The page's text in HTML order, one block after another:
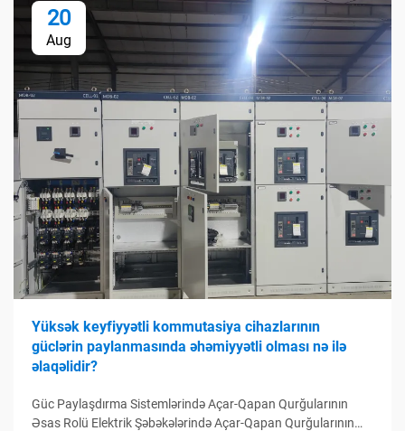
20
Aug
Yüksək keyfiyyətli kommutasiya cihazlarının
güclərin paylanmasında əhəmiyyətli olması nə ilə
əlaqəlidir?
Güc Paylaşdırma Sistemlərində Açar-Qapan Qurğularının
Əsas Rolü Elektrik Şəbəkələrində Açar-Qapan Qurğularının